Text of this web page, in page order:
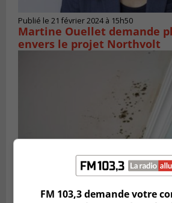
Publié le 21 février 2024 à 15h50
Martine Ouellet demande
envers le projet Northvolt
FM 103,3 demande votre